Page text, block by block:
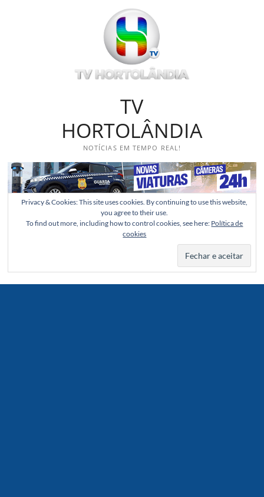
TV
HORTOLÂNDIA
NOTÍCIAS EM TEMPO REAL!
Privacy & Cookies: This site uses cookies. By continuing to use this website,
you agree to their use.
To find out more, including how to control cookies, see here: Política de
cookies